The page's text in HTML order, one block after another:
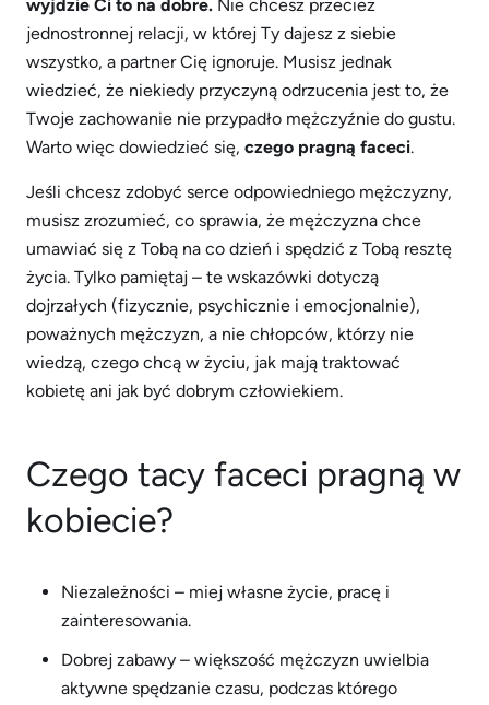
wyjdzie Ci to na dobre. Nie chcesz przecież
jednostronnej relacji, w której Ty dajesz z siebie
wszystko, a partner Cię ignoruje. Musisz jednak
wiedzieć, że niekiedy przyczyną odrzucenia jest to, że
Twoje zachowanie nie przypadło mężczyźnie do gustu.
Warto więc dowiedzieć się, czego pragną faceci.
Jeśli chcesz zdobyć serce odpowiedniego mężczyzny,
musisz zrozumieć, co sprawia, że ​​mężczyzna ​​chce
umawiać się z Tobą na co dzień i spędzić z Tobą resztę
życia. Tylko pamiętaj – te wskazówki dotyczą
dojrzałych (fizycznie, psychicznie i emocjonalnie),
poważnych mężczyzn, a nie chłopców, którzy nie
wiedzą, czego chcą w życiu, jak mają traktować
kobietę ani jak być dobrym człowiekiem.
Czego tacy faceci pragną w
kobiecie?
Niezależności – miej własne życie, pracę i
zainteresowania.
Dobrej zabawy – większość mężczyzn uwielbia
aktywne spędzanie czasu, podczas którego